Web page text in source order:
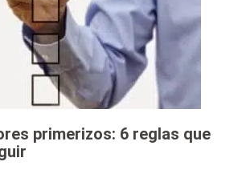
primerizos: 6 reglas que